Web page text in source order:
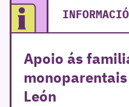
Apoio ás
León